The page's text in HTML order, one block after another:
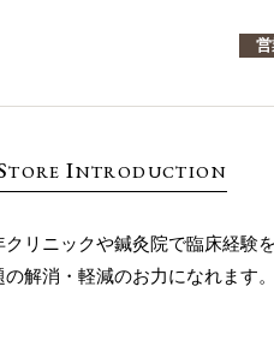
営
TOREINTRODUCTION
リニックや鍼灸院で臨床経
解消・軽減のお力になれます。